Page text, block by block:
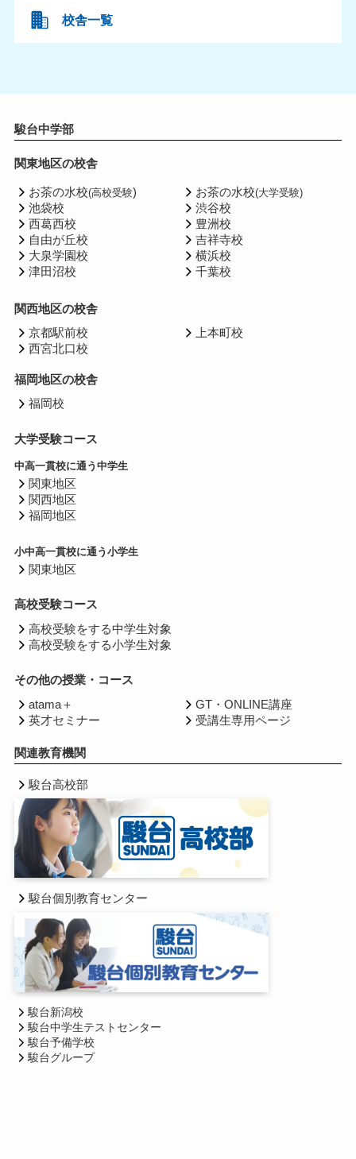
校舎一覧
駿台中学部
関東地区の校舎
お茶の水校(高校受験)
池袋校
西葛西校
自由が丘校
大泉学園校
津田沼校
お茶の水校(大学受験)
渋谷校
豊洲校
吉祥寺校
横浜校
千葉校
関西地区の校舎
京都駅前校
西宮北口校
上本町校
福岡地区の校舎
福岡校
大学受験コース
中高一貫校に通う中学生
関東地区
関西地区
福岡地区
小中高一貫校に通う小学生
関東地区
高校受験コース
高校受験をする中学生対象
高校受験をする小学生対象
その他の授業・コース
atama＋
英才セミナー
GT・ONLINE講座
受講生専用ページ
関連教育機関
駿台高校部
駿台個別教育センター
駿台新潟校
駿台中学生テストセンター
駿台予備学校
駿台グループ